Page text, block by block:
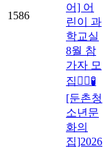
1586
어] 어
린이 과
학교실
8월 참
가자 모
집👩‍⚕🧪
[둔촌청
소년문
화의
집]2026